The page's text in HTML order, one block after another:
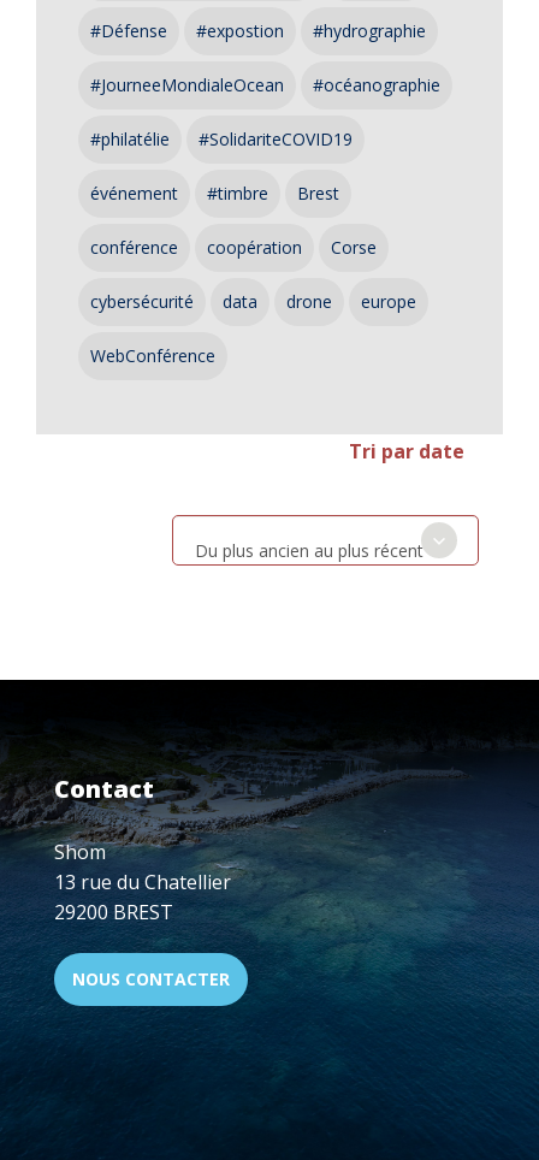
#Défense #expostion #hydrographie
#JourneeMondialeOcean #océanographie
#philatélie #SolidariteCOVID19
événement #timbre Brest
conférence coopération Corse
cybersécurité data drone europe
WebConférence
Tri par date
Du plus ancien au plus récent
Contact
Shom
13 rue du Chatellier
29200 BREST
NOUS CONTACTER